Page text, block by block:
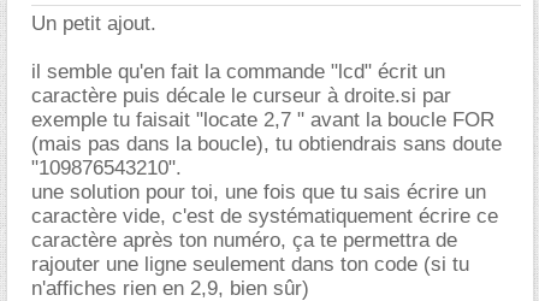
Un petit ajout.
il semble qu'en fait la commande "lcd" écrit un
caractère puis décale le curseur à droite.si par
exemple tu faisait "locate 2,7 " avant la boucle FOR
(mais pas dans la boucle), tu obtiendrais sans doute
"109876543210".
une solution pour toi, une fois que tu sais écrire un
caractère vide, c'est de systématiquement écrire ce
caractère après ton numéro, ça te permettra de
rajouter une ligne seulement dans ton code (si tu
n'affiches rien en 2,9, bien sûr)